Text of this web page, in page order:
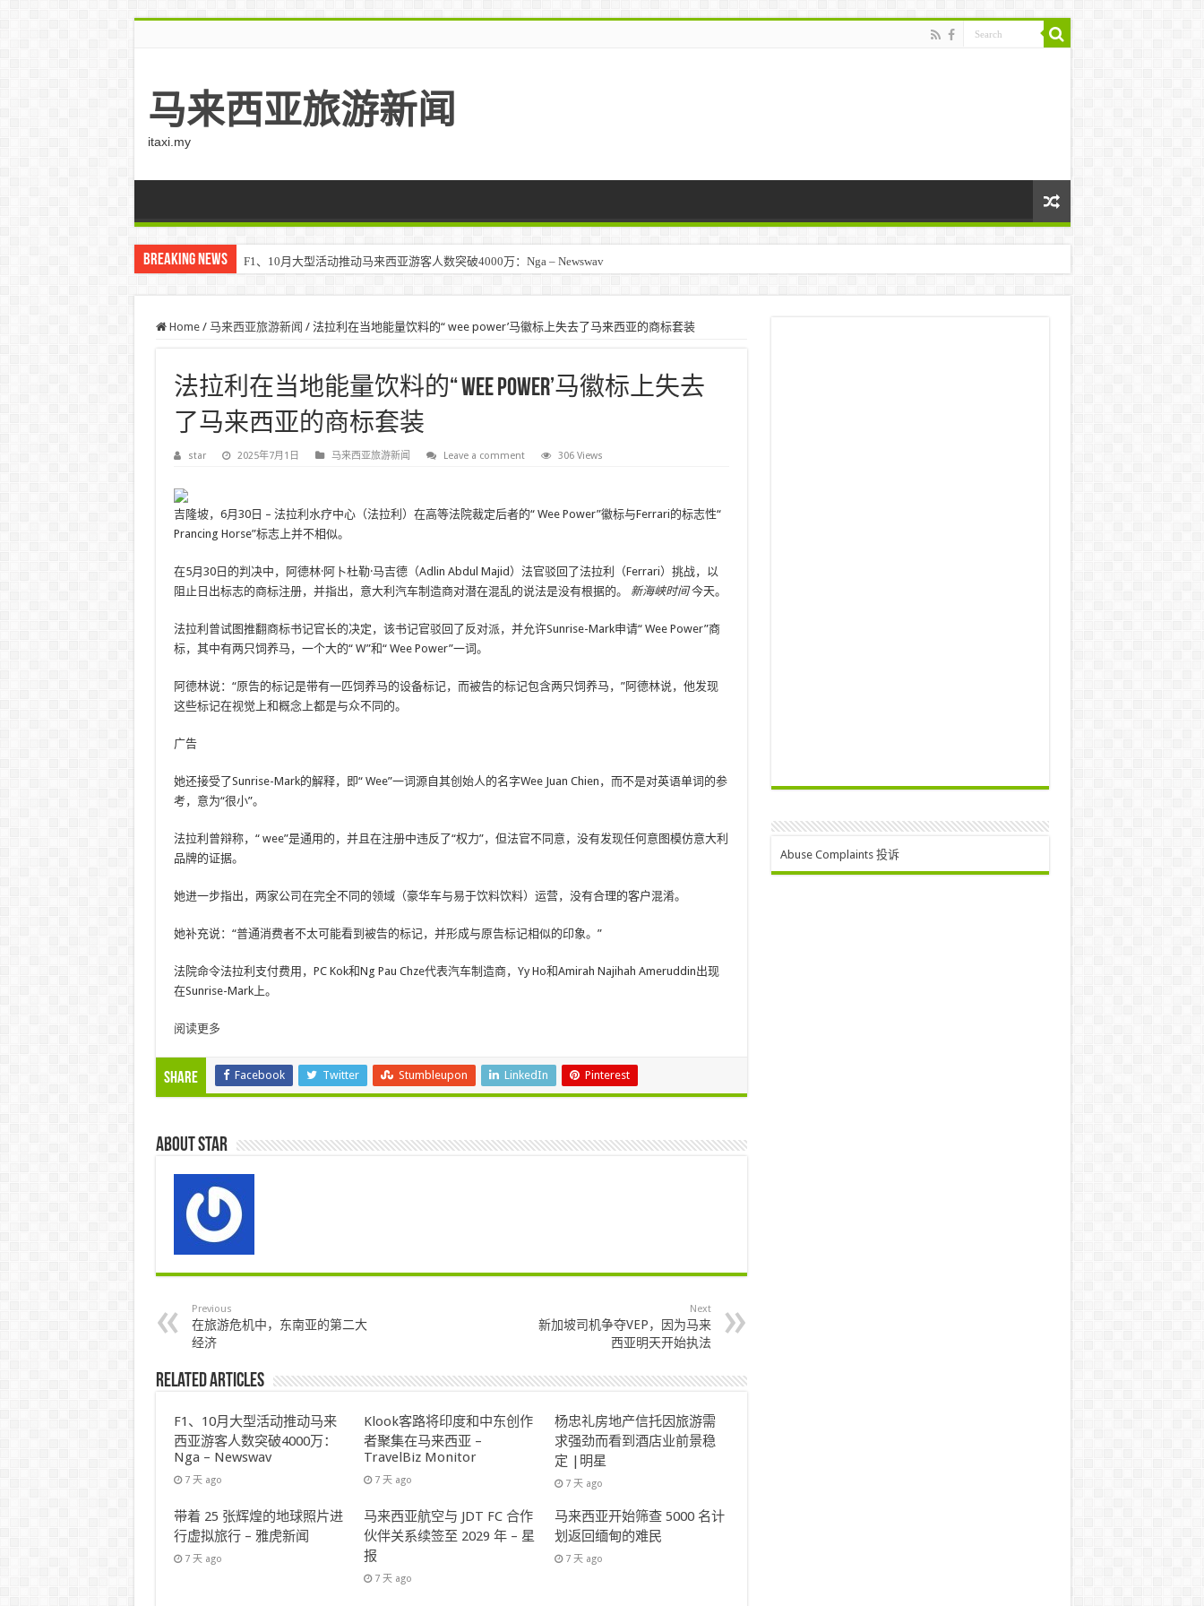
马来西亚旅游新闻
itaxi.my
Breaking News F1、10月大型活动推动马来西亚游客人数突破4000万：Nga – Newswav
Home / 马来西亚旅游新闻 / 法拉利在当地能量饮料的“ wee power’马徽标上失去了马来西亚的商标套装
法拉利在当地能量饮料的“ wee power’马徽标上失去
了马来西亚的商标套装
star 2025年7月1日 马来西亚旅游新闻 Leave a comment 306 Views
吉隆坡，6月30日 – 法拉利水疗中心（法拉利）在高等法院裁定后者的“ Wee Power”徽标与Ferrari的标志性“
Prancing Horse”标志上并不相似。
在5月30日的判决中，阿德林·阿卜杜勒·马吉德（Adlin Abdul Majid）法官驳回了法拉利（Ferrari）挑战，以
阻止日出标志的商标注册，并指出，意大利汽车制造商对潜在混乱的说法是没有根据的。 新海峡时间今天。
法拉利曾试图推翻商标书记官长的决定，该书记官驳回了反对派，并允许Sunrise-Mark申请“ Wee Power”商
标，其中有两只饲养马，一个大的“ W”和“ Wee Power”一词。
阿德林说：“原告的标记是带有一匹饲养马的设备标记，而被告的标记包含两只饲养马，”阿德林说，他发现
这些标记在视觉上和概念上都是与众不同的。
广告
她还接受了Sunrise-Mark的解释，即“ Wee”一词源自其创始人的名字Wee Juan Chien，而不是对英语单词的参
考，意为“很小”。
法拉利曾辩称，“ wee”是通用的，并且在注册中违反了“权力”，但法官不同意，没有发现任何意图模仿意大利
品牌的证据。
她进一步指出，两家公司在完全不同的领域（豪华车与易于饮料饮料）运营，没有合理的客户混淆。
她补充说：“普通消费者不太可能看到被告的标记，并形成与原告标记相似的印象。”
法院命令法拉利支付费用，PC Kok和Ng Pau Chze代表汽车制造商，Yy Ho和Amirah Najihah Ameruddin出现
在Sunrise-Mark上。
阅读更多
Share Facebook Twitter Stumbleupon LinkedIn Pinterest
About star
Previous
在旅游危机中，东南亚的第二大
经济
Next
新加坡司机争夺VEP，因为马来
西亚明天开始执法
Related Articles
F1、10月大型活动推动马来
西亚游客人数突破4000万：
Nga – Newswav
7 天 ago
Klook客路将印度和中东创作
者聚集在马来西亚 –
TravelBiz Monitor
7 天 ago
杨忠礼房地产信托因旅游需
求强劲而看到酒店业前景稳
定 |明星
7 天 ago
带着 25 张辉煌的地球照片进
行虚拟旅行 – 雅虎新闻
7 天 ago
马来西亚航空与 JDT FC 合作
伙伴关系续签至 2029 年 – 星
报
7 天 ago
马来西亚开始筛查 5000 名计
划返回缅甸的难民
7 天 ago
Abuse Complaints 投诉